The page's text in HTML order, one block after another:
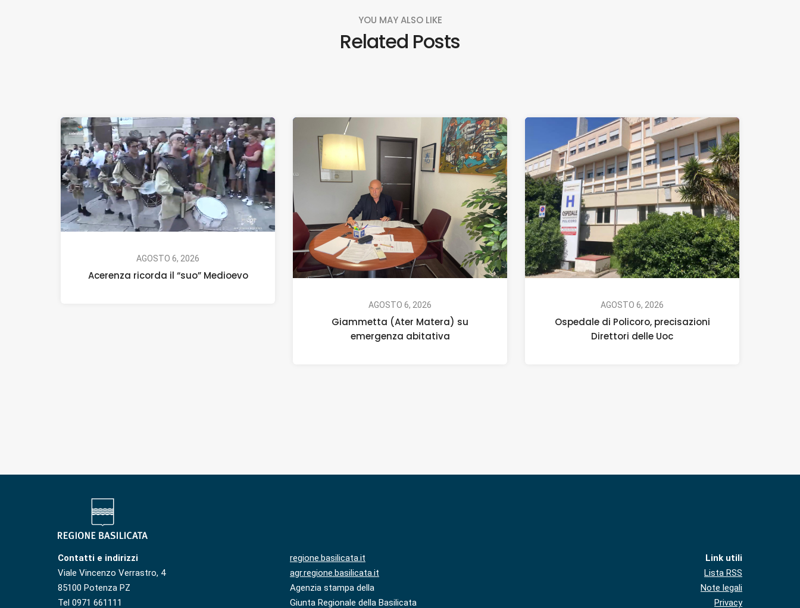
YOU MAY ALSO LIKE
Related Posts
AGOSTO 6, 2026
Acerenza ricorda il “suo” Medioevo
AGOSTO 6, 2026
Giammetta (Ater Matera) su
emergenza abitativa
AGOSTO 6, 2026
Ospedale di Policoro, precisazioni
Direttori delle Uoc
Contatti e indirizzi
Viale Vincenzo Verrastro, 4
85100 Potenza PZ
Tel 0971 661111
regione.basilicata.it
agr.regione.basilicata.it
Agenzia stampa della
Giunta Regionale della Basilicata
Link utili
Lista RSS
Note legali
Privacy